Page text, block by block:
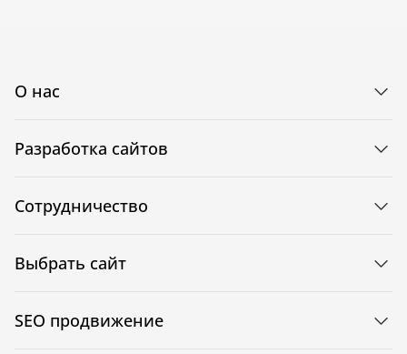
О нас
Разработка сайтов
Сотрудничество
Выбрать сайт
SEO продвижение